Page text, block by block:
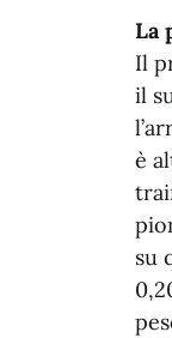
La
Il
il
è
su